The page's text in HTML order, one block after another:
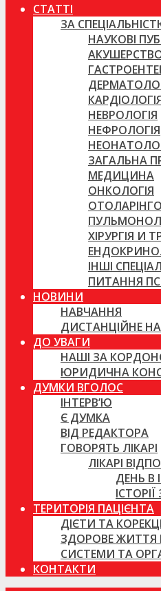
СТАТТІ
ЗА
НАУКОВІ
НЕВРОЛОГІЯ
НЕФРОЛОГІЯ
ЗАГАЛЬНА
МЕДИЦИНА
ОНКОЛОГІЯ
ХІРУРГІЯ И
ІНШІ
ПИТАННЯ
НОВИНИ
НАВЧАННЯ
ДИСТАНЦІЙНЕ
ДО УВАГИ
НАШІ ЗА
ЮРИДИЧНА
ДУМКИ ВГОЛОС
ІНТЕРВ’Ю
Є ДУМКА
ВІД РЕДАКТОРА
ГОВОРЯТЬ ЛІКАРІ
ЛІКАРІ
ДЕНЬ В
ТЕРИТОРІЯ ПАЦІЄНТА
ДІЄТИ ТА
ЗДОРОВЕ ЖИТТЯ
СИСТЕМИ ТА
КОНТАКТИ